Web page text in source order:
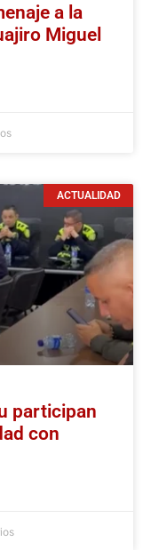
a la
Miguel
ACTUALIDAD
participan
con